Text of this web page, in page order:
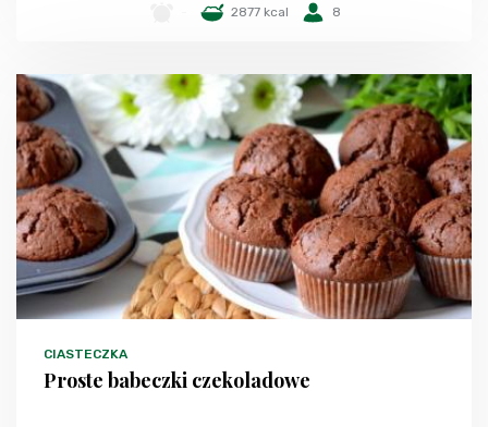
2877 kcal 8
CIASTECZKA
Proste babeczki czekoladowe